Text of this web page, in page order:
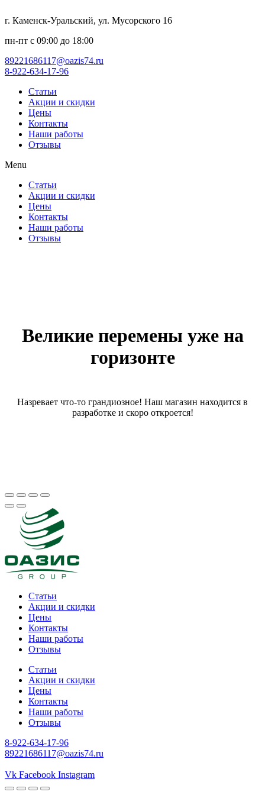
г. Каменск-Уральский, ул. Мусорского 16
пн-пт с 09:00 до 18:00
89221686117@oazis74.ru
8-922-634-17-96
Статьи
Акции и скидки
Цены
Контакты
Наши работы
Отзывы
Menu
Статьи
Акции и скидки
Цены
Контакты
Наши работы
Отзывы
Великие перемены уже на
горизонте
Назревает что-то грандиозное! Наш магазин находится в
разработке и скоро откроется!
Статьи
Акции и скидки
Цены
Контакты
Наши работы
Отзывы
Статьи
Акции и скидки
Цены
Контакты
Наши работы
Отзывы
8-922-634-17-96
89221686117@oazis74.ru
Vk Facebook Instagram